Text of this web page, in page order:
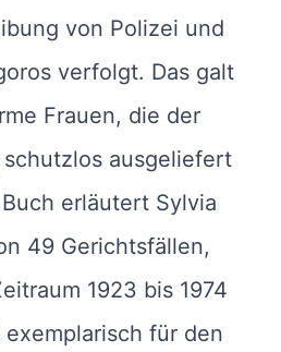
von Polizei und
verfolgt. Das galt
Frauen, die der
ausgeliefert
erläutert Sylvia
49 Gerichtsfällen,
1923 bis 1974
für den